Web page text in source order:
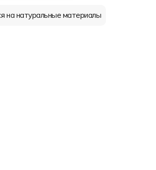
на натуральные материалы